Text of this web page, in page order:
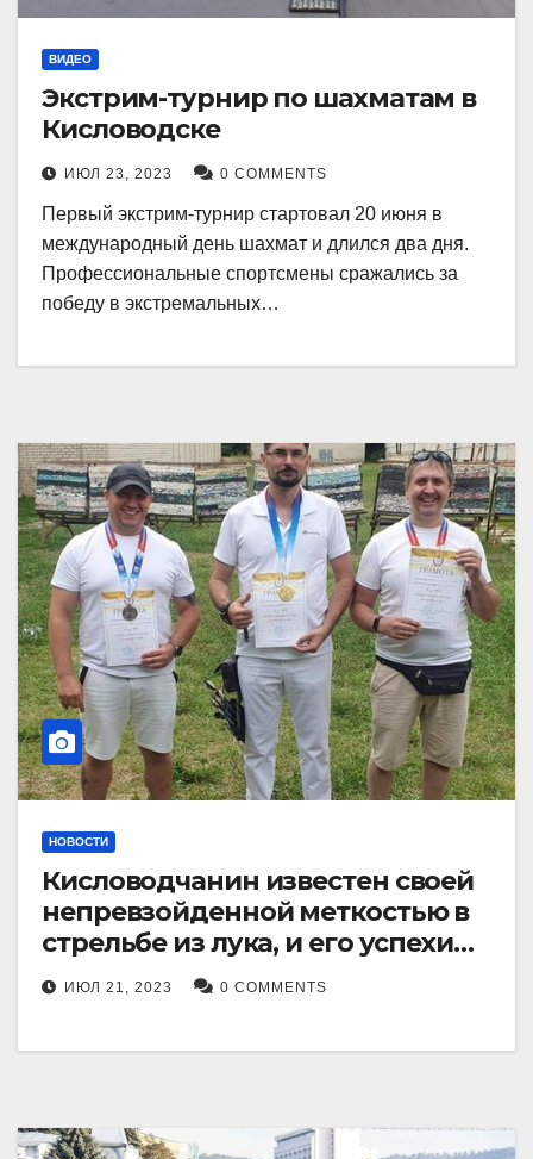
ВИДЕО
Экстрим-турнир по шахматам в
Кисловодске
ИЮЛ 23, 2023 0 COMMENTS
Первый экстрим-турнир стартовал 20 июня в
международный день шахмат и длился два дня.
Профессиональные спортсмены сражались за
победу в экстремальных…
НОВОСТИ
Кисловодчанин известен своей
непревзойденной меткостью в
стрельбе из лука, и его успехи
прославили его в
Ставропольском крае.
ИЮЛ 21, 2023 0 COMMENTS